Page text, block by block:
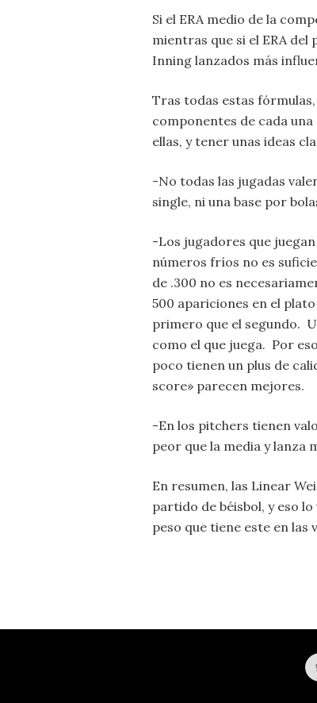
Si el ERA medio de la
mientras que si el ERA
Inning lanzados más
Tras todas estas
componentes de cada
ellas, y tener unas ideas
-No todas las jugadas
single, ni una base por
-Los jugadores que
números fríos no es
de .300 no es
500 apariciones en el
primero que el segundo.
como el que juega. Por
poco tienen un plus de
score» parecen mejores.
-En los pitchers tienen
peor que la media y lanza
En resumen, las Linear
partido de béisbol, y eso
peso que tiene este en las